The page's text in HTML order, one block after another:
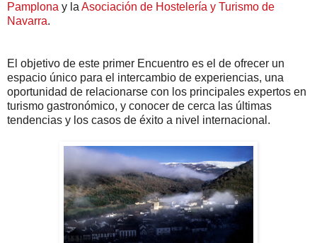
Pamplona y laAsociación de Hostelería y Turismo de
Navarra.
El objetivo de este primer Encuentro es el de ofrecer un
espacio único para el intercambio de experiencias, una
oportunidad de relacionarse con los principales expertos en
turismo gastronómico, y conocer de cerca las últimas
tendencias y los casos de éxito a nivel internacional.